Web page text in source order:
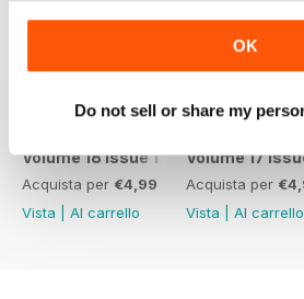
OK
Do not sell or share my
Volume 18 Issue 1
Acquista per €4,99
Vista
Al carrello
Volume 17
Acquista per
Vista
Al carrello